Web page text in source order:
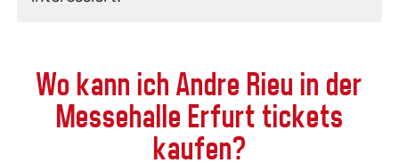
Wo kann ich Andre Rieu in der
Messehalle Erfurt tickets
kaufen?